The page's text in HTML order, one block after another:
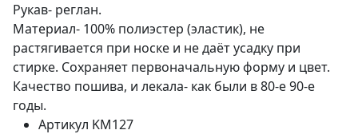
Рукав- реглан.
Материал- 100% полиэстер (эластик), не
растягивается при носке и не даёт усадку при
стирке. Сохраняет первоначальную форму и цвет.
Качество пошива, и лекала- как были в 80-е 90-е
годы.
Артикул KM127